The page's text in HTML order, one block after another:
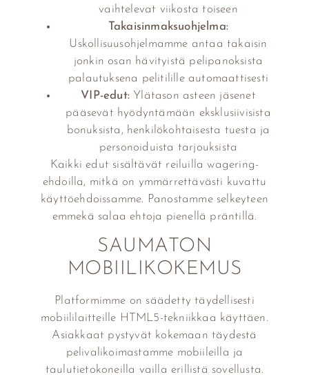
vaihtelevat viikosta toiseen
Takaisinmaksuohjelma:
Uskollisuusohjelmamme antaa takaisin
jonkin osan hävityistä pelipanoksista
palautuksena pelitilille automaattisesti
VIP-edut: Ylätason asteen jäsenet
pääsevät hyödyntämään eksklusiivisista
bonuksista, henkilökohtaisesta tuesta ja
personoiduista tarjouksista
Kaikki edut sisältävät reiluilla wagering-
ehdoilla, mitkä on ymmärrettävästi kuvattu
käyttöehdoissamme. Panostamme selkeyteen
emmekä salaa ehtoja pienellä präntillä.
SAUMATON
MOBIILIKOKEMUS
Platformimme on säädetty täydellisesti
mobiililaitteille HTML5-tekniikkaa käyttäen.
Asiakkaat pystyvät kokemaan täydestä
pelivalikoimastamme mobiileilla ja
taulutietokoneilla vailla erillistä sovellusta.